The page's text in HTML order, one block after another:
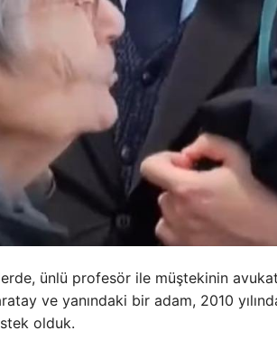
ünlü profesör ile müştekinin
ve yanındaki bir adam, 2010
olduk.